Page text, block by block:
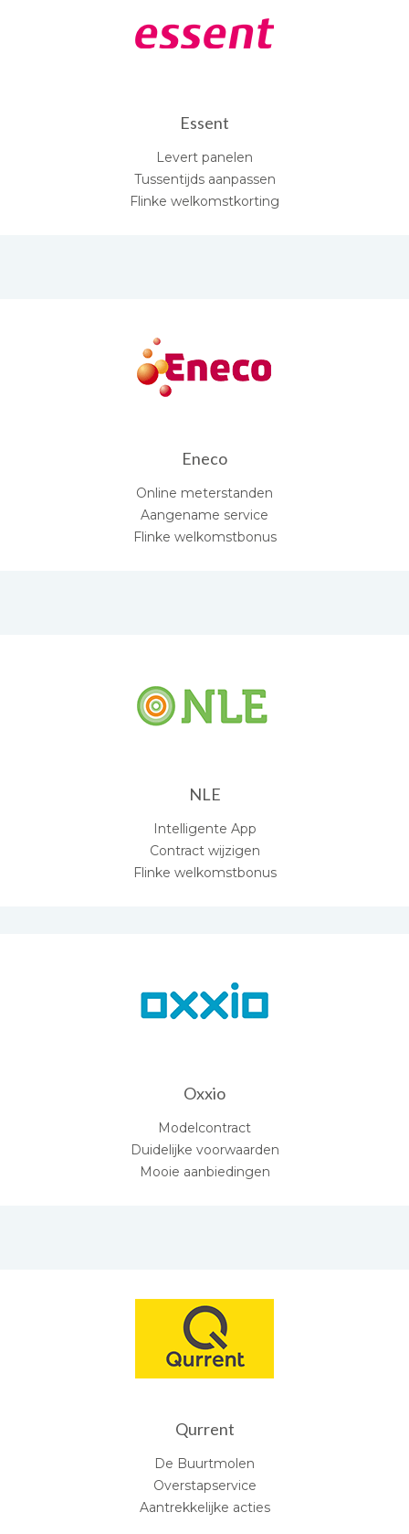
Essent
Levert panelen
Tussentijds aanpassen
Flinke welkomstkorting
Eneco
Online meterstanden
Aangename service
Flinke welkomstbonus
NLE
Intelligente App
Contract wijzigen
Flinke welkomstbonus
Oxxio
Modelcontract
Duidelijke voorwaarden
Mooie aanbiedingen
Qurrent
De Buurtmolen
Overstapservice
Aantrekkelijke acties